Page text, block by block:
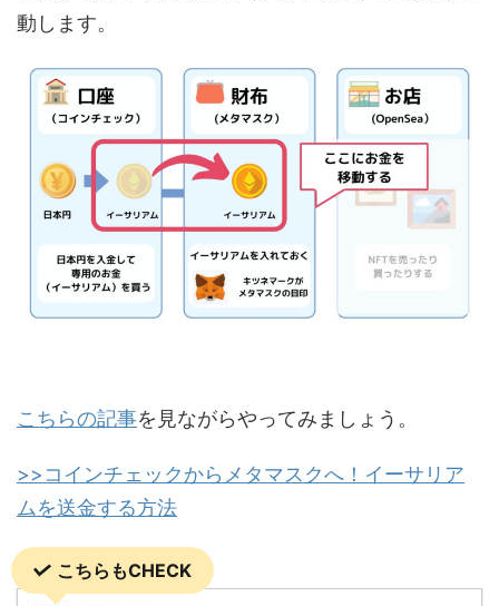
動します。
こちらの記事を見ながらやってみましょう。
>>コインチェックからメタマスクへ！イーサリア
ムを送金する方法
こちらもCHECK